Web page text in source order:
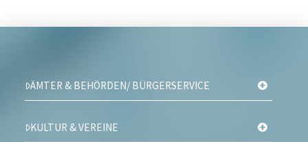
ÄMTER & BEHÖRDEN/ BÜRGERSERVICE
KULTUR & VEREINE